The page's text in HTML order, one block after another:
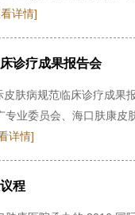
详情]
诊疗成果报告会
肤病规范临床诊疗成
业委员会、海口肤康
详情]
程